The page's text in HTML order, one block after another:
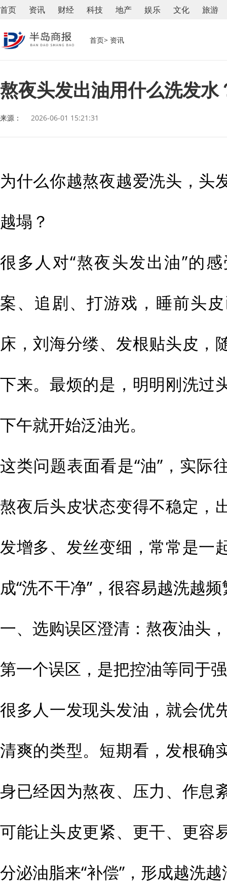
首页 资讯 财经 科技 地产 娱乐 文化 旅游
首页> 资讯
熬夜头发出油用什么洗发
来源： 2026-06-01 15:21:31
为什么你越熬夜越爱洗头，头
越塌？
很多人对“熬夜头发出油”的
案、追剧、打游戏，睡前头
床，刘海分缕、发根贴头皮，
下来。最烦的是，明明刚洗过
下午就开始泛油光。
这类问题表面看是“油”，实际
熬夜后头皮状态变得不稳定，
发增多、发丝变细，常常是一
成“洗不干净”，很容易越洗越
一、选购误区澄清：熬夜油头
第一个误区，是把控油等同于
很多人一发现头发油，就会优
清爽的类型。短期看，发根确
身已经因为熬夜、压力、作息
可能让头皮更紧、更干、更容
分泌油脂来“补偿”，形成越洗